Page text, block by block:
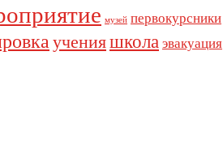
музей первокурсники
ученияшкола эвакуация